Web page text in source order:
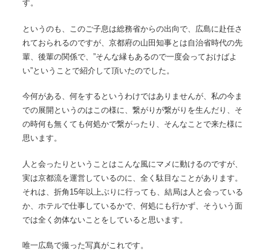
す。
というのも、このご子息は総務省からの出向で、広島に赴任さ
れておられるのですが、京都府の山田知事とは自治省時代の先
輩、後輩の関係で、”そんな縁もあるので一度会っておけばよ
い”ということで紹介して頂いたのでした。
今何がある、何をするというわけではありませんが、私の今ま
での展開というのはこの様に、繋がりが繋がりを生んだり、そ
の時何も無くても何処かで繋がったり、そんなことで来た様に
思います。
人と会ったりということはこんな風にマメに動けるのですが、
実は京都流を運営しているのに、全く駄目なことがあります。
それは、折角15年以上ぶりに行っても、結局は人と会っている
か、ホテルで仕事しているかで、何処にも行かず、そういう面
では全く勿体ないことをしていると思います。
唯一広島で撮った写真がこれです。